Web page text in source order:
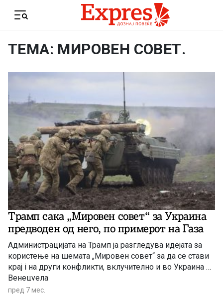
Menu
ТЕМА: МИРОВЕН СОВЕТ.
Трамп сака „Мировен совет“ за Украина
предводен од него, по примерот на Газа
Администрацијата на Трамп ја разгледува идејата за
користење на шемата „Мировен совет“ за да се стави
крај i на други конфликти, вклучително и во Украина и
Венецуела
пред 7 мес.